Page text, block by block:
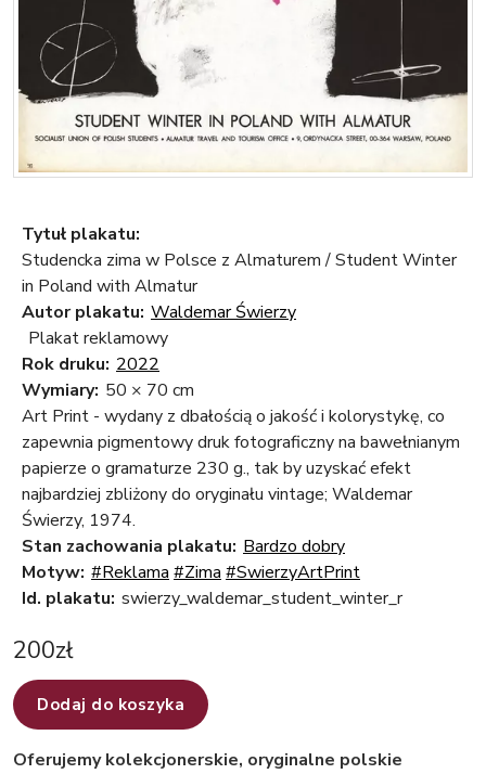
Tytuł plakatu:
Studencka zima w Polsce z Almaturem / Student Winter
in Poland with Almatur
Autor plakatu: Waldemar Świerzy
Plakat reklamowy
Rok druku: 2022
Wymiary: 50 × 70 cm
Art Print - wydany z dbałością o jakość i kolorystykę, co
zapewnia pigmentowy druk fotograficzny na bawełnianym
papierze o gramaturze 230 g., tak by uzyskać efekt
najbardziej zbliżony do oryginału vintage; Waldemar
Świerzy, 1974.
Stan zachowania plakatu: Bardzo dobry
Motyw: #Reklama#Zima#SwierzyArtPrint
Id. plakatu: swierzy_waldemar_student_winter_r
200zł
Dodaj do koszyka
Oferujemy kolekcjonerskie, oryginalne polskie